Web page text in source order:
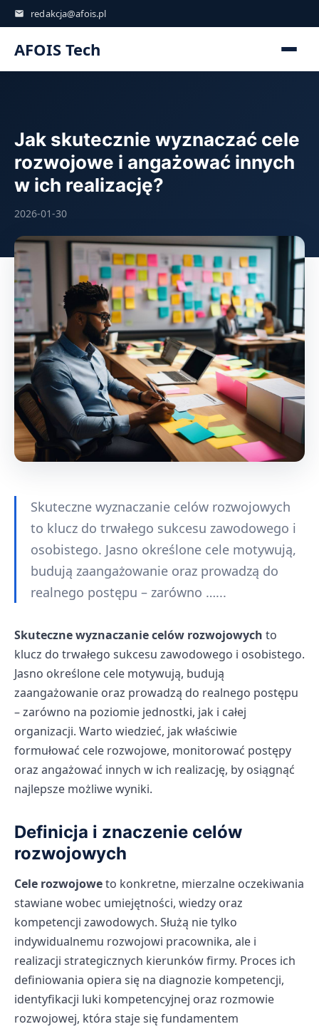
redakcja@afois.pl
AFOIS Tech
Jak skutecznie wyznaczać cele
rozwojowe i angażować innych
w ich realizację?
2026-01-30
Skuteczne wyznaczanie celów rozwojowych
to klucz do trwałego sukcesu zawodowego i
osobistego. Jasno określone cele motywują,
budują zaangażowanie oraz prowadzą do
realnego postępu – zarówno …...
Skuteczne wyznaczanie celów rozwojowych to
klucz do trwałego sukcesu zawodowego i osobistego.
Jasno określone cele motywują, budują
zaangażowanie oraz prowadzą do realnego postępu
– zarówno na poziomie jednostki, jak i całej
organizacji. Warto wiedzieć, jak właściwie
formułować cele rozwojowe, monitorować postępy
oraz angażować innych w ich realizację, by osiągnąć
najlepsze możliwe wyniki.
Definicja i znaczenie celów
rozwojowych
Cele rozwojoweto konkretne, mierzalne oczekiwania
stawiane wobec umiejętności, wiedzy oraz
kompetencji zawodowych. Służą nie tylko
indywidualnemu rozwojowi pracownika, ale i
realizacji strategicznych kierunków firmy. Proces ich
definiowania opiera się na diagnozie kompetencji,
identyfikacji luki kompetencyjnej oraz rozmowie
rozwojowej, która staje się fundamentem